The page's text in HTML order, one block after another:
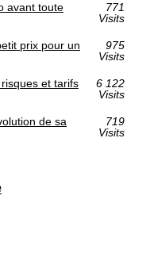
avant toute
771
Visits
prix pour un
975
Visits
et tarifs
6 122
Visits
de sa
719
Visits